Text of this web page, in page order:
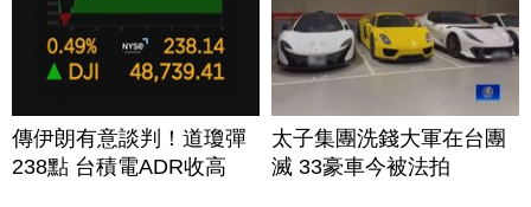
傳伊朗有意談判！道瓊彈
238點 台積電ADR收高
太子集團洗錢大軍在台團
滅 33豪車今被法拍